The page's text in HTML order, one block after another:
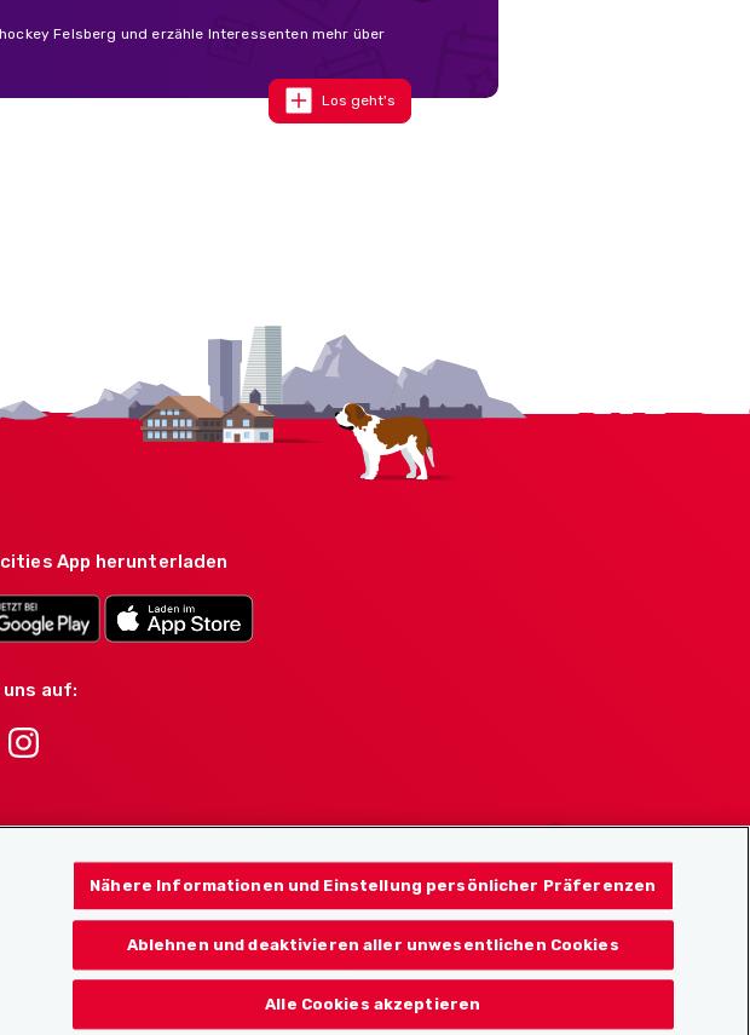
Felsberg und erzähle Interessenten mehr über
Los geht's
App herunterladen
auf:
Nähere Informationen und Einstellung persönlicher Präferenzen
Ablehnen und deaktivieren aller unwesentlichen Cookies
Alle Cookies akzeptieren